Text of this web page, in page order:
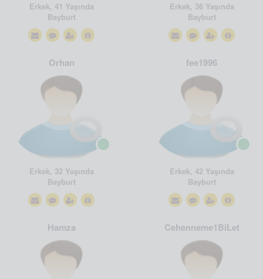
Erkek, 41 Yaşında
Bayburt
Erkek, 36 Yaşında
Bayburt
Orhan
Erkek, 32 Yaşında
Bayburt
fee1996
Erkek, 42 Yaşında
Bayburt
Hamza Cehenneme1BiLet